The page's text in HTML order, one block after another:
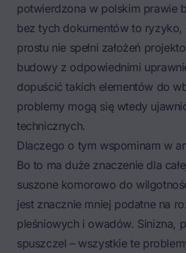
potwierdzona w polskim prawie
bez tych dokumentów to ryzyko,
prostu nie spełni założeń
budowy z odpowiednimi
dopuścić takich elementów do
problemy mogą się wtedy
technicznych.
Dlaczego o tym wspominam w
Bo to ma duże znaczenie dla
suszone komorowo do
jest znacznie mniej podatne na
pleśniowych i owadów. Sinizna,
spuszczel – wszystkie te